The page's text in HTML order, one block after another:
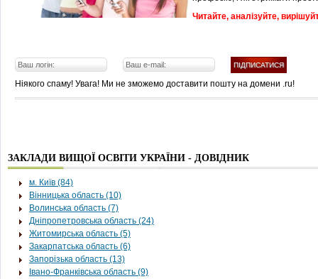
Читайте, аналізуйте,
Ніякого спаму! Увага! Ми не зможемо доставити пошту на домени .ru!
ЗАКЛАДИ ВИЩОЇ ОСВІТИ УКРАЇНИ - ДОВІДНИК
м. Київ (84)
Вінницька область (10)
Волинська область (7)
Дніпропетровська область (24)
Житомирська область (5)
Закарпатська область (6)
Запорізька область (13)
Івано-Франківська область (9)